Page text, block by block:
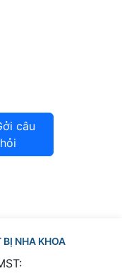
câu
hỏi
BỊ NHA KHOA